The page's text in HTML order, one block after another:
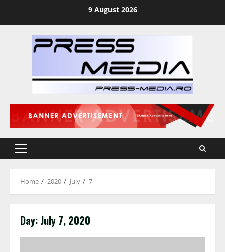
9 August 2026
Primary
Home 2020 July 7
Day: July 7, 2020